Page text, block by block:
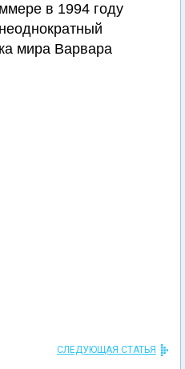
в 1994 году
мира Варвара
СЛЕДУЮЩАЯ СТАТЬЯ